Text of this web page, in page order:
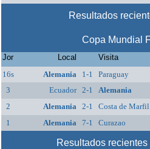
Resultados
Copa Mundial
Jor Local Visita
16s
Alemania 1-1 Paraguay
3
Ecuador 2-1 Alemania
2
Alemania 2-1 Costa de Marfil
1
Alemania 7-1 Curazao
Resultados recientes